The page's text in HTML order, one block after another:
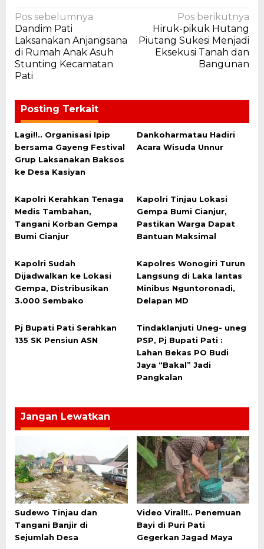
Navigasi
pos
Pos sebelumnya
Dandim Pati
Laksanakan Anjangsana
di Rumah Anak Asuh
Stunting Kecamatan
Pati
Pos berikutnya
Hiruk-pikuk Hutang
Piutang Sukesi Menjadi
Eksekusi Tanah dan
Bangunan
Posting Terkait
Lagi!!.. Organisasi Ipip
bersama Gayeng Festival
Grup Laksanakan Baksos
ke Desa Kasiyan
Dankoharmatau Hadiri
Acara Wisuda Unnur
Kapolri Kerahkan Tenaga
Medis Tambahan,
Tangani Korban Gempa
Bumi Cianjur
Kapolri Tinjau Lokasi
Gempa Bumi Cianjur,
Pastikan Warga Dapat
Bantuan Maksimal
Kapolri Sudah
Dijadwalkan ke Lokasi
Gempa, Distribusikan
3.000 Sembako
Kapolres Wonogiri Turun
Langsung di Laka lantas
Minibus Nguntoronadi,
Delapan MD
Pj Bupati Pati Serahkan
135 SK Pensiun ASN
Tindaklanjuti Uneg- uneg
PSP, Pj Bupati Pati :
Lahan Bekas PO Budi
Jaya “Bakal” Jadi
Pangkalan
Jangan Lewatkan
Sudewo Tinjau dan
Tangani Banjir di
Sejumlah Desa
Video Viral!!.. Penemuan
Bayi di Puri Pati
Gegerkan Jagad Maya